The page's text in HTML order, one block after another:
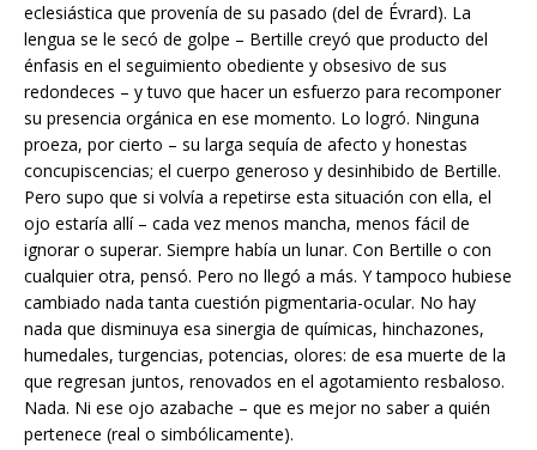
eclesiástica que provenía de su pasado (del de Évrard). La
lengua se le secó de golpe – Bertille creyó que producto del
énfasis en el seguimiento obediente y obsesivo de sus
redondeces – y tuvo que hacer un esfuerzo para recomponer
su presencia orgánica en ese momento. Lo logró. Ninguna
proeza, por cierto – su larga sequía de afecto y honestas
concupiscencias; el cuerpo generoso y desinhibido de Bertille.
Pero supo que si volvía a repetirse esta situación con ella, el
ojo estaría allí – cada vez menos mancha, menos fácil de
ignorar o superar. Siempre había un lunar. Con Bertille o con
cualquier otra, pensó. Pero no llegó a más. Y tampoco hubiese
cambiado nada tanta cuestión pigmentaria-ocular. No hay
nada que disminuya esa sinergia de químicas, hinchazones,
humedales, turgencias, potencias, olores: de esa muerte de la
que regresan juntos, renovados en el agotamiento resbaloso.
Nada. Ni ese ojo azabache – que es mejor no saber a quién
pertenece (real o simbólicamente).